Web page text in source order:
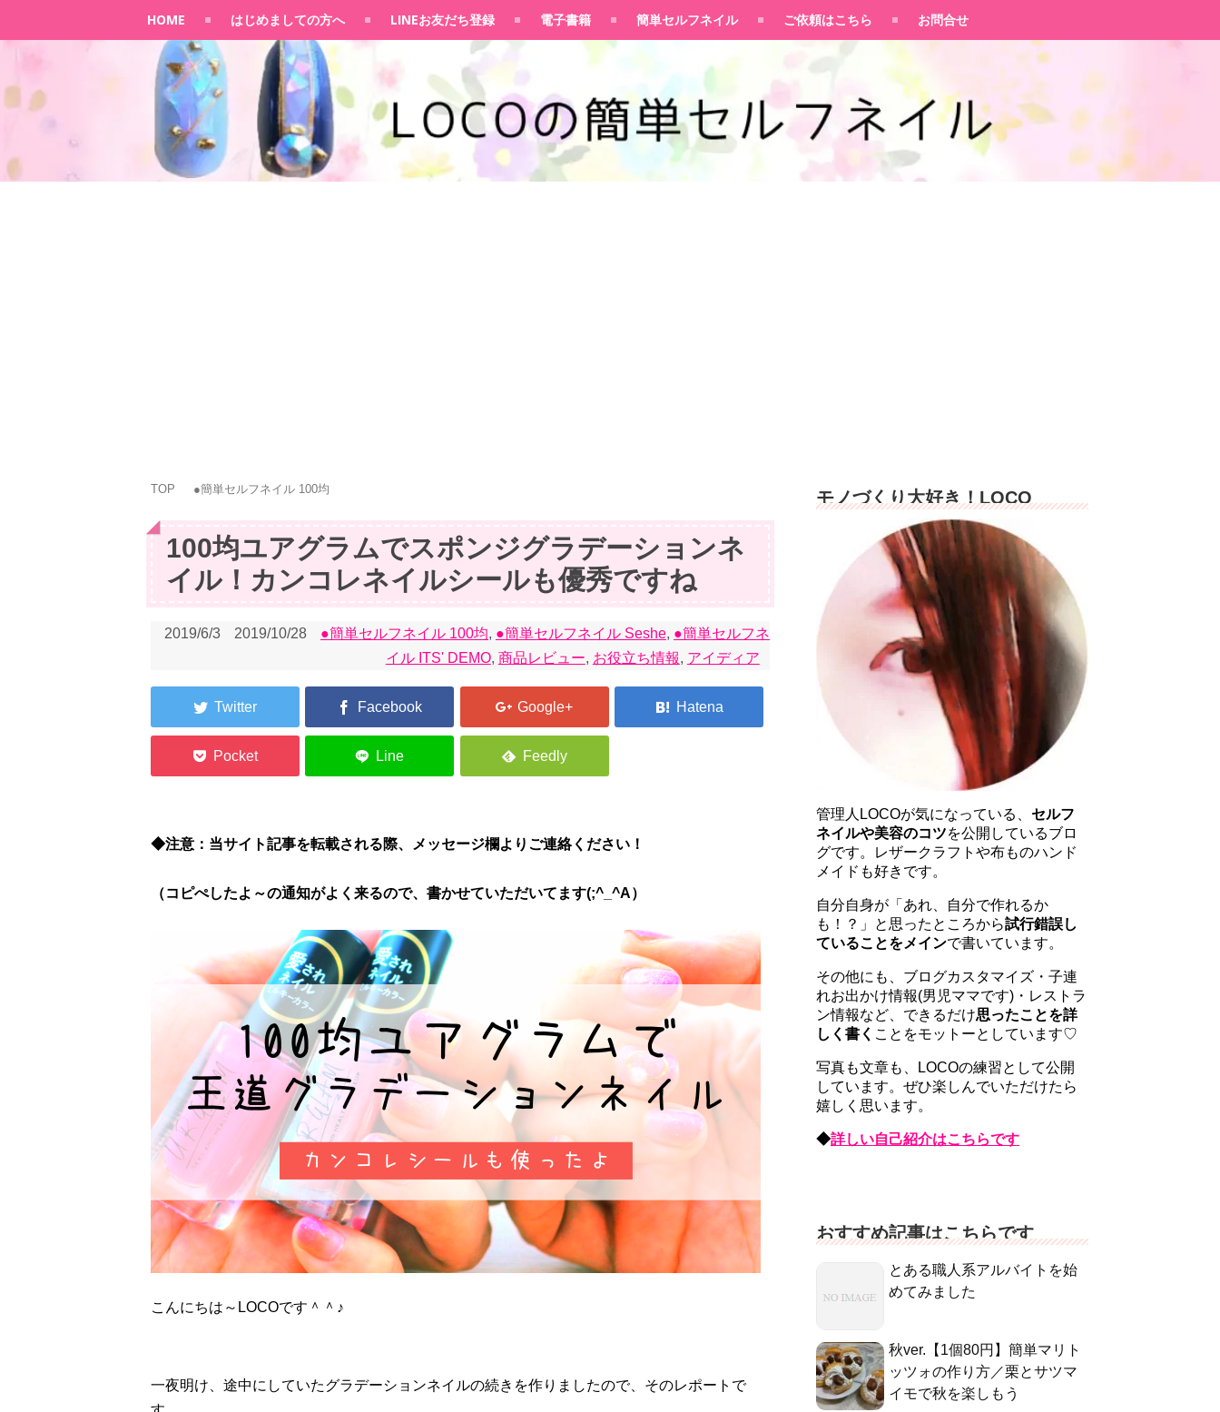
HOME はじめましての方へ LINEお友だち登録 電子書籍 簡単セルフネイル ご依頼はこちら お問合せ
TOP ●簡単セルフネイル 100均
100均ユアグラムでスポンジグラデーションネ
イル！カンコレネイルシールも優秀ですね
2019/6/3 2019/10/28 ●簡単セルフネイル 100均, ●簡単セルフネイル Seshe, ●簡単セルフネ
イル ITS' DEMO, 商品レビュー, お役立ち情報, アイディア
◆注意：当サイト記事を転載される際、メッセージ欄よりご連絡ください！
（コピぺしたよ～の通知がよく来るので、書かせていただいてます(;^_^A）
こんにちは～LOCOです＾＾♪
一夜明け、途中にしていたグラデーションネイルの続きを作りましたので、そのレポートで
モノづくり大好き！LOCO
管理人LOCOが気になっている、 セルフ
ネイルや美容のコツを公開しているブロ
グです。レザークラフトや布ものハンド
メイドも好きです。
自分自身が「あれ、自分で作れるか
も！？」と思ったところから試行錯誤し
ていることをメインで書いています。
その他にも、ブログカスタマイズ・子連
れお出かけ情報(男児ママです)・レストラ
ン情報など、できるだけ思ったことを詳
しく書く ことをモットーとしています♡
写真も文章も、LOCOの練習として公開
しています。ぜひ楽しんでいただけたら
嬉しく思います。
◆詳しい自己紹介はこちらです
おすすめ記事はこちらです
とある職人系アルバイトを始
めてみました
秋ver.【1個80円】簡単マリト
ッツォの作り方／栗とサツマ
イモで秋を楽しもう